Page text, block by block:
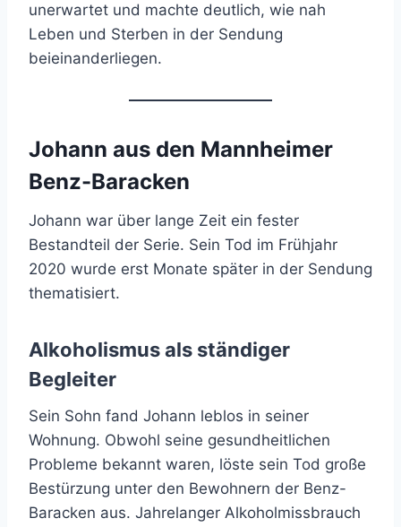
unerwartet und machte deutlich, wie nah
Leben und Sterben in der Sendung
beieinanderliegen.
Johann aus den Mannheimer
Benz-Baracken
Johann war über lange Zeit ein fester
Bestandteil der Serie. Sein Tod im Frühjahr
2020 wurde erst Monate später in der Sendung
thematisiert.
Alkoholismus als ständiger
Begleiter
Sein Sohn fand Johann leblos in seiner
Wohnung. Obwohl seine gesundheitlichen
Probleme bekannt waren, löste sein Tod große
Bestürzung unter den Bewohnern der Benz-
Baracken aus. Jahrelanger Alkoholmissbrauch